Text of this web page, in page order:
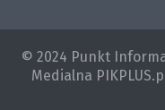
© 2024 Punkt
Medialna